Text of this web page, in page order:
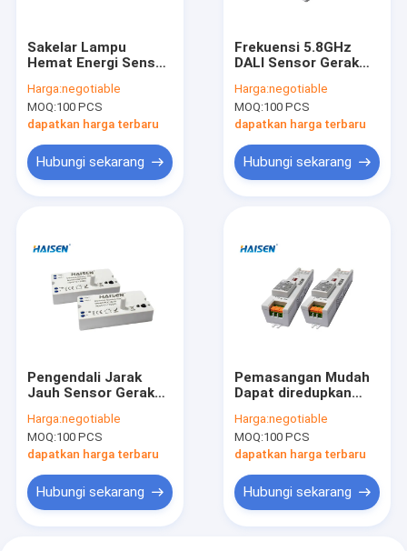
Sakelar Lampu
Hemat Energi Sensor
Gerakan Microwave
Jarak Jauh
Harga:negotiable
MOQ:100 PCS
dapatkan harga terbaru
Hubungi sekarang
Frekuensi 5.8GHz
DALI Sensor Gerak
240V AC
Dioperasikan
Harga:negotiable
MOQ:100 PCS
dapatkan harga terbaru
Hubungi sekarang
Pengendali Jarak
Jauh Sensor Gerakan
Gerak Antena Batang
Harga:negotiable
MOQ:100 PCS
dapatkan harga terbaru
Hubungi sekarang
Pemasangan Mudah
Dapat diredupkan
Deteksi Fleksibel
Harga:negotiable
MOQ:100 PCS
dapatkan harga terbaru
Hubungi sekarang